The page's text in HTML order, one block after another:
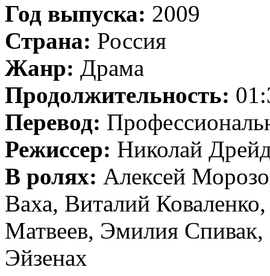
Год выпуска: 2009
Страна: Россия
Жанр: Драма
Продолжительность:
Перевод:
Режиссер: Николай
В ролях: Алексей
Ваха, Виталий
Матвеев, Эмилия
Эйзенах